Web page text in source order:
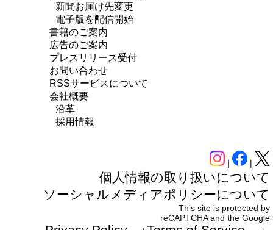
新聞お届け先変更
電子版を配信開始
書籍のご案内
広告のご案内
プレスリリース受付
お問い合わせ
RSSサービスについて
会社概要
沿革
採用情報
| |
個人情報の取り扱いについて
ソーシャルメディアポリシーについて
This site is protected by
reCAPTCHA and the Google